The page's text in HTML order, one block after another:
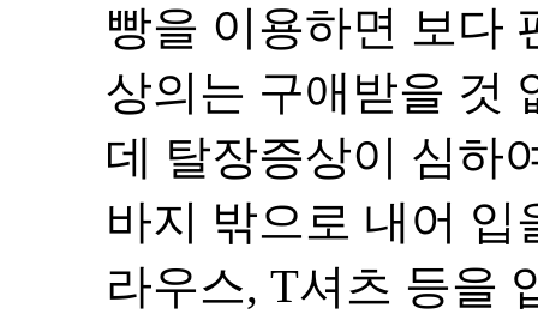
빵을 이용하면 보다
상의는 구애받을 것
데 탈장증상이 심하
바지 밖으로 내어 입
라우스, T셔츠 등을